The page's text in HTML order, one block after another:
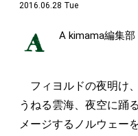
2016.06.28 Tue
A kimama編集部
フィヨルドの夜明け
うねる雲海、夜空に踊
メージするノルウェー